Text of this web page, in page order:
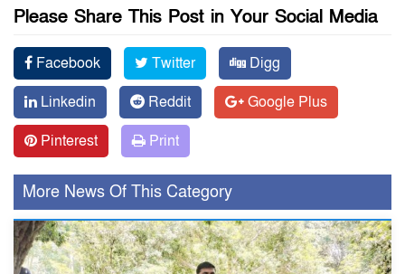
Please Share This Post in Your Social Media
Facebook Twitter
Digg
Linkedin
Reddit
Google Plus
Pinterest
Print
More News Of This Category